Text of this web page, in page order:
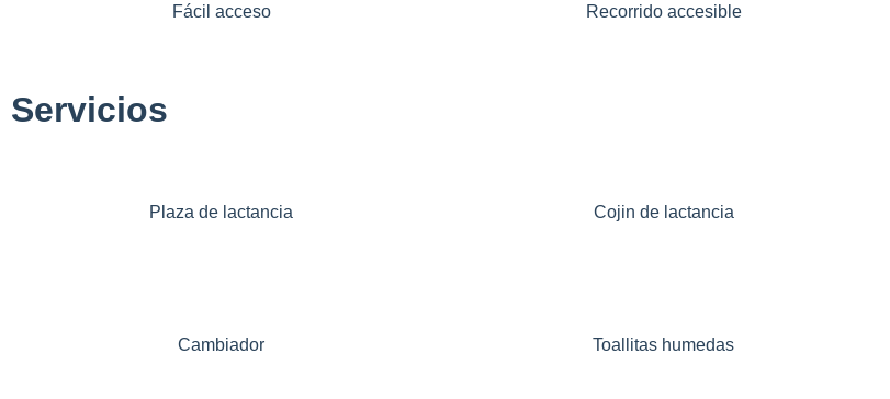
Fácil acceso Recorrido accesible
Servicios
Plaza de lactancia Cojin de lactancia
Cambiador Toallitas humedas